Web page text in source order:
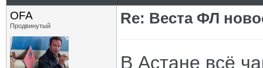
OFA
Продвинутый Re: Веста ФЛ
В Астане всё